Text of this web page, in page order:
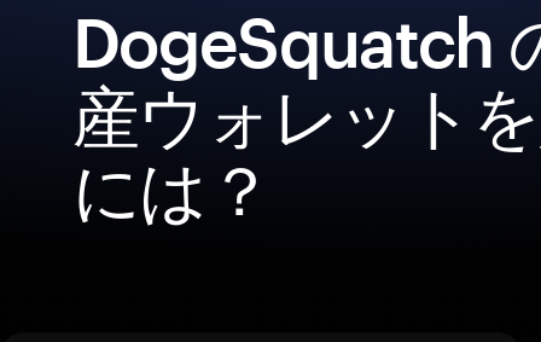
DogeSquatch
産ウォレット
には？